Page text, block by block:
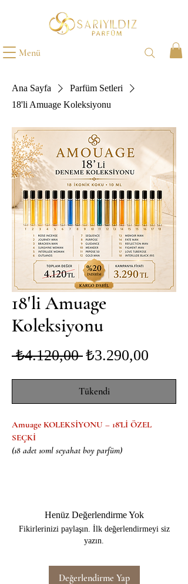
Menü
Ana Sayfa
Parfüm Setleri
18'li Amuage Koleksiyonu
18'li Amuage
Koleksiyonu
₺4.120,00 Normal
₺3.290,00
Tükendi
Amuage KOLEKSİYONU – 18’Lİ ÖZEL
SEÇKİ
(18 adet 10ml seyahat boy parfüm)
Henüz Değerlendirme Yok
Fikirlerinizi paylaşın. İlk değerlendirmeyi siz
yazın.
Değerlendirme Yap